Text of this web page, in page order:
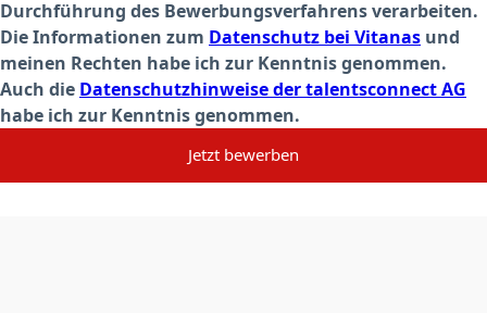
Durchführung des Bewerbungsverfahrens verarbeiten.
Die Informationen zum Datenschutz bei Vitanas und
meinen Rechten habe ich zur Kenntnis genommen.
Auch die Datenschutzhinweise der talentsconnect AG
habe ich zur Kenntnis genommen.
Jetzt bewerben